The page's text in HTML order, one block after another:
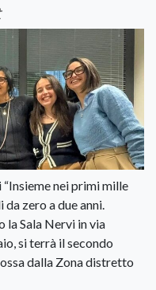
nei primi mille
zero a due anni.
la Sala Nervi in via
si terrà il secondo
dalla Zona distretto